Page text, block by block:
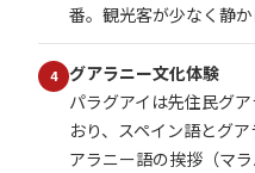
番。観光客が少なく静か
4
グアラニー文化体験
パラグアイは先住民グ
おり、スペイン語とグ
アラニー語の挨拶（マ